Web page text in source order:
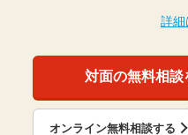
詳細
対面の無料相談
オンライン無料相談する